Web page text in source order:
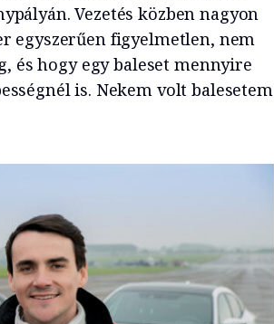
Vezetés közben nagyon
egyszerűen figyelmetlen, nem
és hogy egy baleset mennyire
is. Nekem volt balesetem